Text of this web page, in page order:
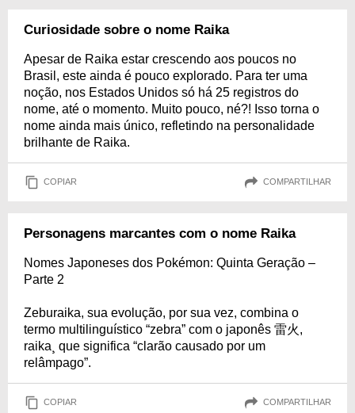
Curiosidade sobre o nome Raika
Apesar de Raika estar crescendo aos poucos no
Brasil, este ainda é pouco explorado. Para ter uma
noção, nos Estados Unidos só há 25 registros do
nome, até o momento. Muito pouco, né?! Isso torna o
nome ainda mais único, refletindo na personalidade
brilhante de Raika.
COPIAR COMPARTILHAR
Personagens marcantes com o nome Raika
Nomes Japoneses dos Pokémon: Quinta Geração –
Parte 2
Zeburaika, sua evolução, por sua vez, combina o
termo multilinguístico “zebra” com o japonês 雷火,
raika¸ que significa “clarão causado por um
relâmpago”.
COPIAR COMPARTILHAR